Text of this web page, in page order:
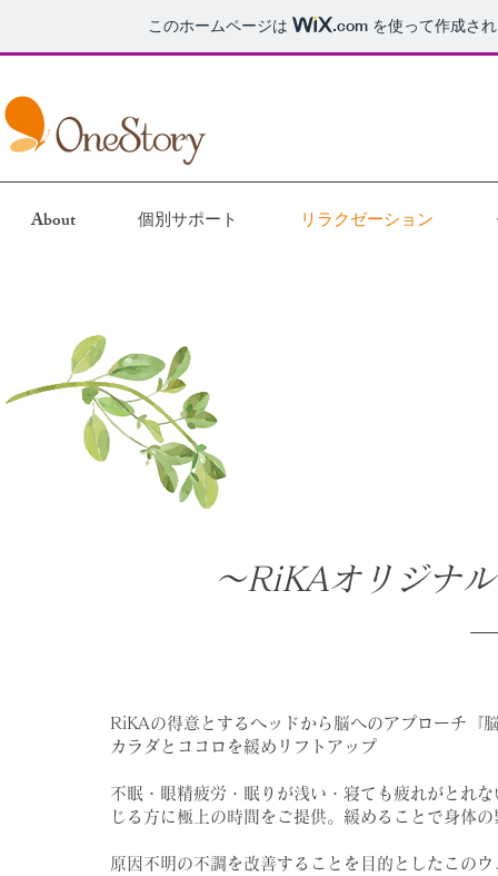
このホームページは .com を使って作成さ
About 個別サポート リラクゼーション
～RiKAオリジナ
RiKAの得意とするヘッドから脳へのアプローチ『
カラダとココロを緩めリフトアップ
不眠・眼精疲労・眠りが浅い・寝ても疲れがとれ
じる方に極上の時間をご提供。緩めることで身体
原因不明の不調を改善することを目的としたこの